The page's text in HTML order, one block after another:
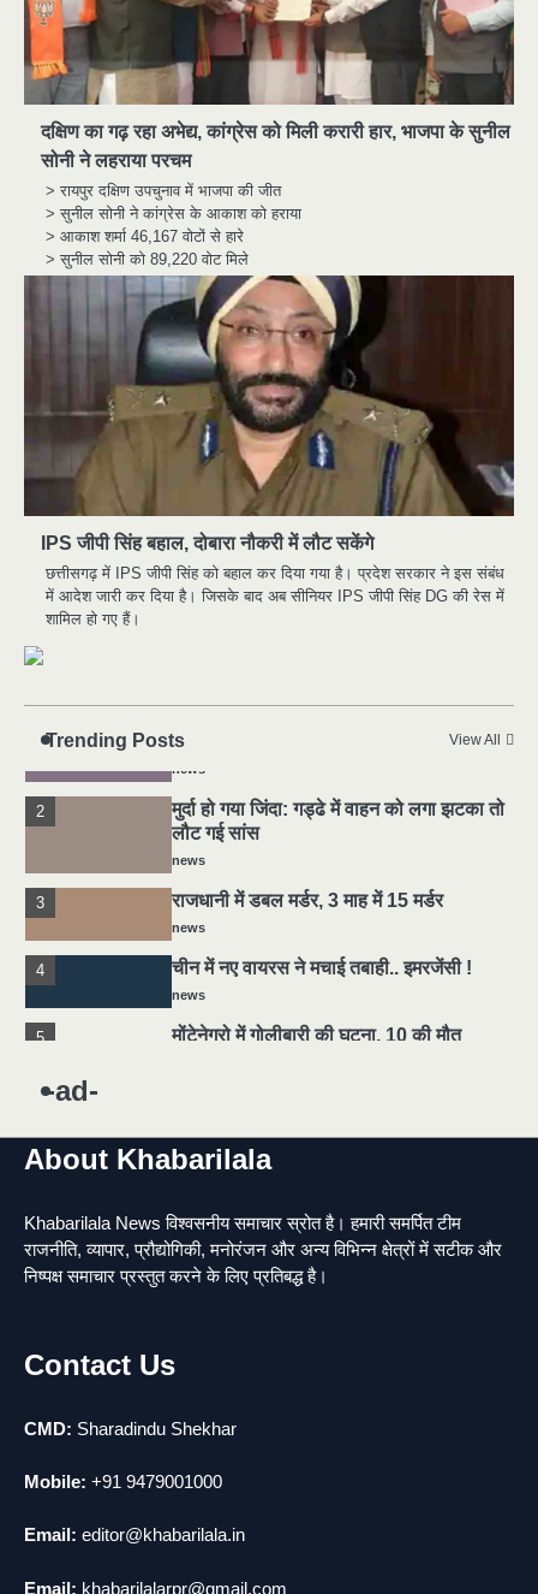
दक्षिण का गढ़ रहा अभेद्य, कांग्रेस को मिली करारी हार, भाजपा के सुनील
सोनी ने लहराया परचम
> रायपुर दक्षिण उपचुनाव में भाजपा की जीत
> सुनील सोनी ने कांग्रेस के आकाश को हराया
> आकाश शर्मा 46,167 वोटों से हारे
> सुनील सोनी को 89,220 वोट मिले
IPS जीपी सिंह बहाल, दोबारा नौकरी में लौट सकेंगे
छत्तीसगढ़ में IPS जीपी सिंह को बहाल कर दिया गया है। प्रदेश सरकार ने इस संबंध
में आदेश जारी कर दिया है। जिसके बाद अब सीनियर IPS जीपी सिंह DG की रेस में
शामिल हो गए हैं।
Trending Posts View All
मुर्दा हो गया जिंदा: गड्ढे में वाहन को लगा झटका तो
लौट गई सांस
3 राजधानी में डबल मर्डर, 3 माह में 15 मर्डर
news
चीन में नए वायरस ने मचाई तबाही.. इमरजेंसी !
1 यमदूत बना डॉक्टर, 6 लोगों को रौंदा, 2 की मौत
news
2
मुर्दा हो गया जिंदा: गड्ढे में वाहन को लगा झटका तो
लौट गई सांस
news
3 राजधानी में डबल मर्डर, 3 माह में 15 मर्डर
news
4 चीन में नए वायरस ने मचाई तबाही.. इमरजेंसी !
news
5 मोंटेनेग्रो में गोलीबारी की घटना, 10 की मौत
2
मुर्दा हो गया जिंदा: गड्ढे में वाहन को लगा झटका तो
news
राजधानी में डबल मर्डर, 3 माह में 15 मर्डर
news
-ad-
About Khabarilala
Khabarilala News विश्वसनीय समाचार स्रोत है। हमारी समर्पित टीम
राजनीति, व्यापार, प्रौद्योगिकी, मनोरंजन और अन्य विभिन्न क्षेत्रों में सटीक और
निष्पक्ष समाचार प्रस्तुत करने के लिए प्रतिबद्ध है।
Contact Us
CMD: Sharadindu Shekhar
Mobile: +91 9479001000
Email: editor@khabarilala.in
Email: khabarilalarpr@gmail.com